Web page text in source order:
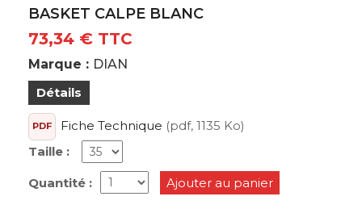
BASKET CALPE BLANC
73,34 € TTC
Marque : DIAN
Détails
PDF Fiche Technique (pdf, 1135 Ko)
Taille :
Quantité : Ajouter au panier